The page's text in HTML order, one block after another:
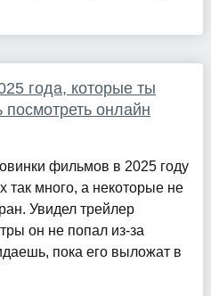
года, которые ты
онлайн
фильмов в 2025 году
так много, а некоторые не
Увидел трейлер
он не попал из-за
пока его выложат в